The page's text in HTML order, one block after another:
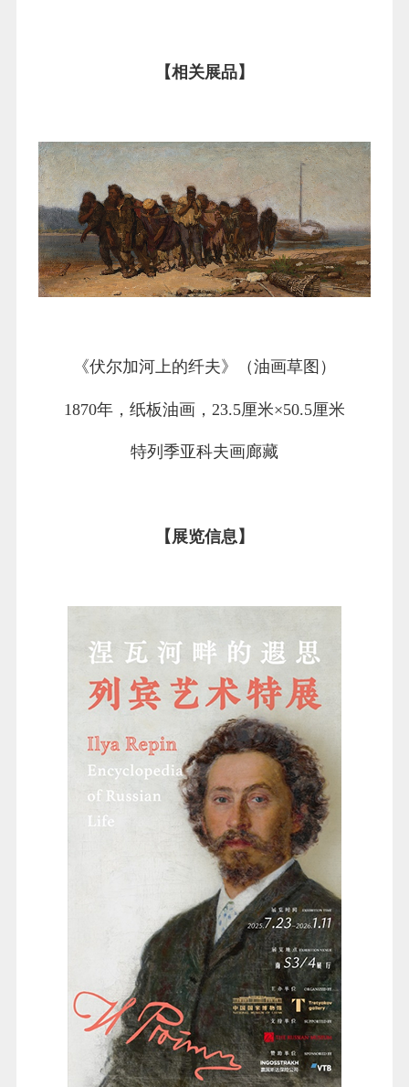
【相关展品】
《伏尔加河上的纤夫》（油画草图）
1870年，纸板油画，23.5厘米×50.5厘米
特列季亚科夫画廊藏
【展览信息】